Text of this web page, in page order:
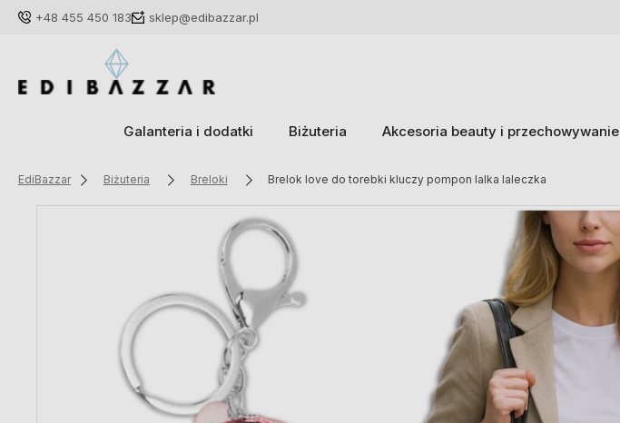
+48 455 450 183 sklep@edibazzar.pl
Galanteria i dodatki Biżuteria Akcesoria beauty i przechowywanie
EdiBazzar Biżuteria Breloki Brelok love do torebki kluczy pompon lalka laleczka